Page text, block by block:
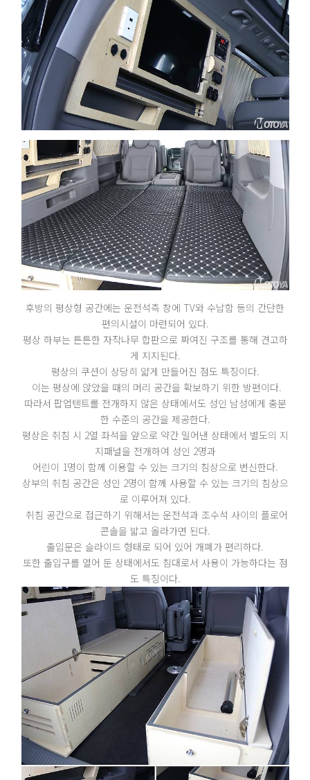
후방의 평상형 공간에는 운전석측 창에 TV와 수납함 등의 간단한
편의시설이 마련되어 있다.
평상 하부는 튼튼한 자작나무 합판으로 짜여진 구조를 통해 견고하
게 지지된다.
평상의 쿠션이 상당히 얇게 만들어진 점도 특징이다.
이는 평상에 앉았을 때의 머리 공간을 확보하기 위한 방편이다.
따라서 팝업텐트를 전개하지 않은 상태에서도 성인 남성에게 충분
한 수준의 공간을 제공한다.
평상은 취침 시 2열 좌석을 앞으로 약간 밀어낸 상태에서 별도의 지
지패널을 전개하여 성인 2명과
어린이 1명이 함께 이용할 수 있는 크기의 침상으로 변신한다.
상부의 취침 공간은 성인 2명이 함께 사용할 수 있는 크기의 침상으
로 이루어져 있다.
취침 공간으로 접근하기 위해서는 운전석과 조수석 사이의 플로어
콘솔을 밟고 올라가면 된다.
출입문은 슬라이드 형태로 되어 있어 개폐가 편리하다.
또한 출입구를 열어 둔 상태에서도 침대로서 사용이 가능하다는 점
도 특징이다.